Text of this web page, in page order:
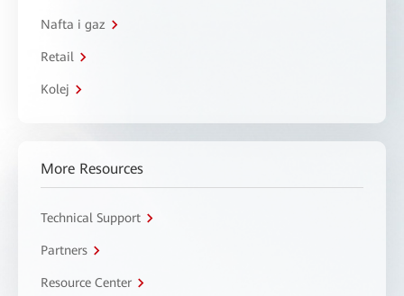
Nafta i gaz
Retail
Kolej
More Resources
Technical Support
Partners
Resource Center